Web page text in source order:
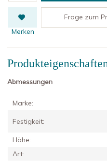
Merken
Frage zum
Abmessungen
Marke:
Festigkeit:
Höhe:
Art: